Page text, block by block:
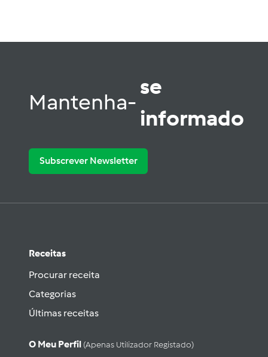
Mantenha-
se
informado
Subscrever Newsletter
Receitas
Procurar receita
Categorias
Últimas receitas
O Meu Perfil (apenas Utilizador Registado)